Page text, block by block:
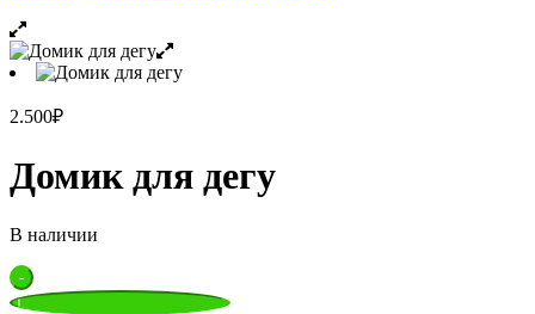
2.500₽
Домик для дегу
В наличии
Quantity
-